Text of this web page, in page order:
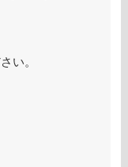
い。